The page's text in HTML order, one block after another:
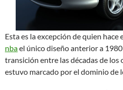
Esta es la excepción de quien hace
nbael único diseño anterior a
transición entre las décadas de los
estuvo marcado por el dominio de